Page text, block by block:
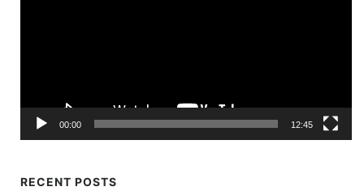
00:00 12:45
RECENT POSTS